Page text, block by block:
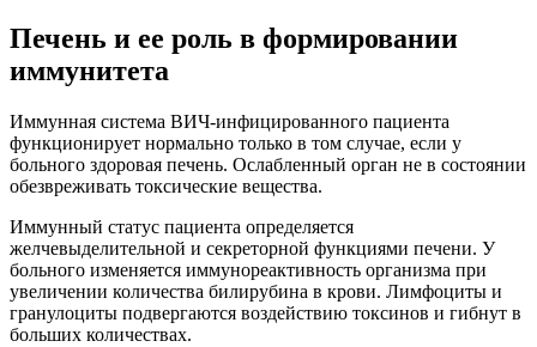
Печень и ее роль в формировании
иммунитета
Иммунная система ВИЧ-инфицированного пациента
функционирует нормально только в том случае, если у
больного здоровая печень. Ослабленный орган не в состоянии
обезвреживать токсические вещества.
Иммунный статус пациента определяется
желчевыделительной и секреторной функциями печени. У
больного изменяется иммунореактивность организма при
увеличении количества билирубина в крови. Лимфоциты и
гранулоциты подвергаются воздействию токсинов и гибнут в
больших количествах.